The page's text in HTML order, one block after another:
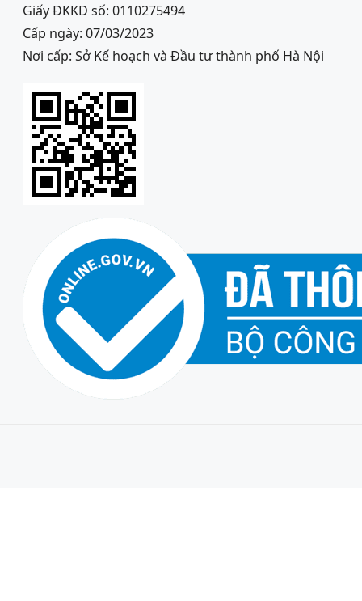
Giấy ĐKKD số: 0110275494
Cấp ngày: 07/03/2023
Nơi cấp: Sở Kế hoạch và Đầu tư thành phố Hà Nội